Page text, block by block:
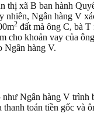
thị xã B ban hành
Ngân hàng V
2 đất mà ông C, bà
cho khoản vay của
Ngân hàng V.
Ngân hàng V trình
toán tiền gốc và